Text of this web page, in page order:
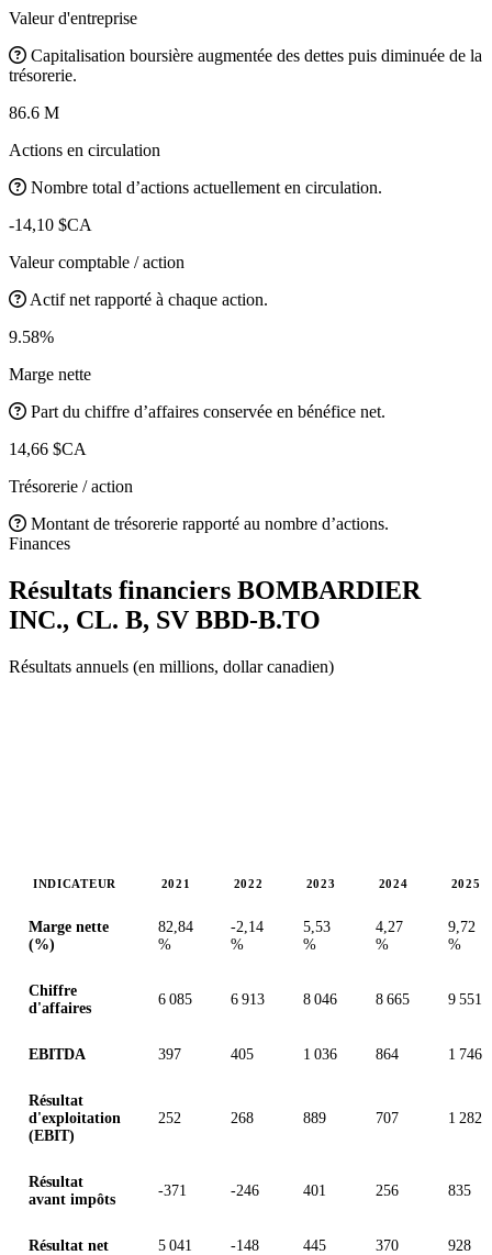
Valeur d'entreprise
Capitalisation boursière augmentée des dettes puis diminuée de la
trésorerie.
86.6 M
Actions en circulation
Nombre total d’actions actuellement en circulation.
-14,10 $CA
Valeur comptable / action
Actif net rapporté à chaque action.
9.58%
Marge nette
Part du chiffre d’affaires conservée en bénéfice net.
14,66 $CA
Trésorerie / action
Montant de trésorerie rapporté au nombre d’actions.
Finances
Résultats financiers BOMBARDIER
INC., CL. B, SV BBD-B.TO
Résultats annuels (en millions, dollar canadien)
INDICATEUR 2021 2022 2023 2024 2025
Marge nette
(%)
82,84
%
-2,14
%
5,53
%
4,27
%
9,72
%
Chiffre
d'affaires
6 085 6 913 8 046 8 665 9 551
EBITDA 397 405 1 036 864 1 746
Résultat
d'exploitation
(EBIT)
252 268 889 707 1 282
Résultat
avant impôts
-371 -246 401 256 835
Résultat net 5 041 -148 445 370 928